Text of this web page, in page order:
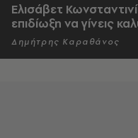
Ελισάβετ
επιδίωξη να γίνεις
Δημήτρης Καραθάνος